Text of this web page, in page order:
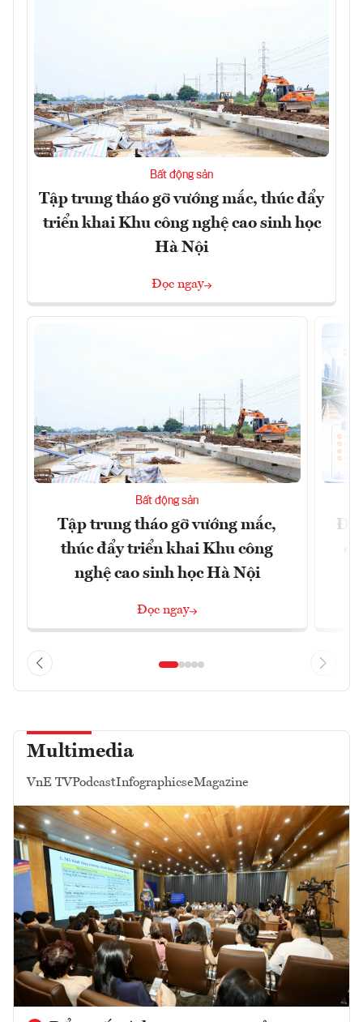
Bất động sản
Tập trung tháo gỡ vướng mắc, thúc đẩy
triển khai Khu công nghệ cao sinh học
Hà Nội
Đọc ngay
Bất động sản
Tập trung tháo gỡ vướng mắc,
thúc đẩy triển khai Khu công
nghệ cao sinh học Hà Nội
Đọc ngay
Multimedia
VnE TVPodcastInfographicseMagazine